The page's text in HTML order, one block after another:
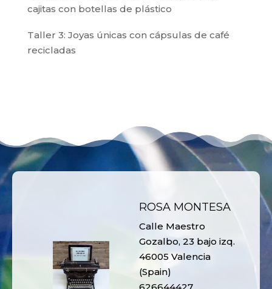
cajitas con botellas de plástico
Taller 3: Joyas únicas con cápsulas de café
recicladas
ROSA MONTESA
Calle Maestro
Gozalbo, 23 bajo izq.
46005 Valencia
(Spain)